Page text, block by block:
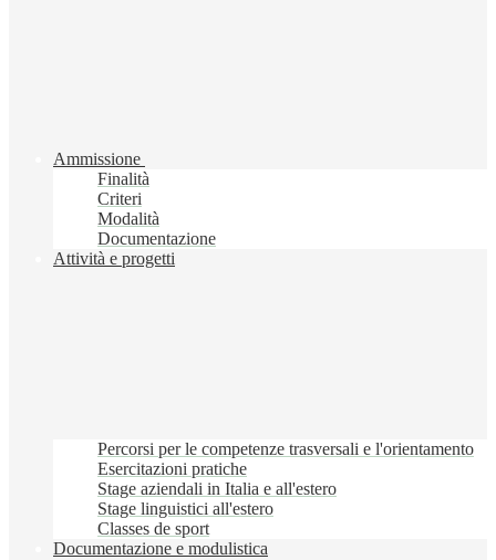
Ammissione
Finalità
Criteri
Modalità
Documentazione
Attività e progetti
Percorsi per le competenze trasversali e l'orientamento
Esercitazioni pratiche
Stage aziendali in Italia e all'estero
Stage linguistici all'estero
Classes de sport
Documentazione e modulistica